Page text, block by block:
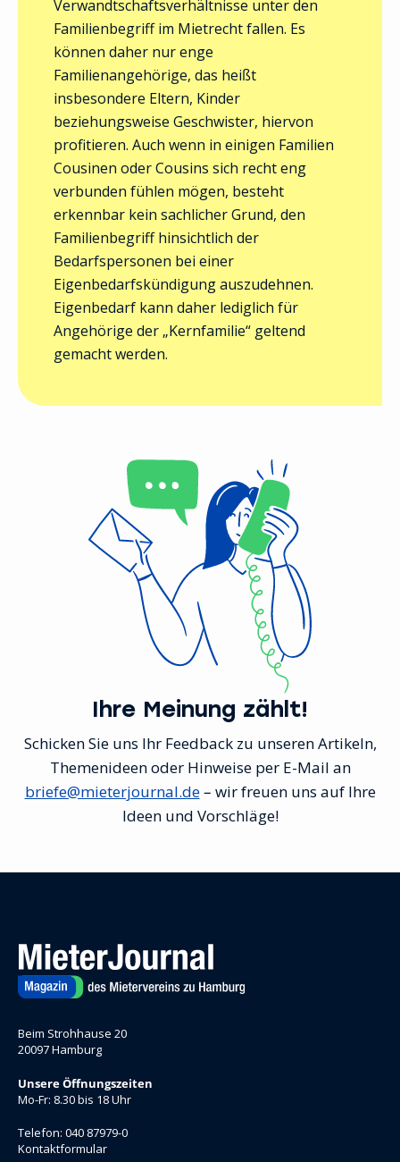
Verwandtschaftsverhältnisse unter den
Familienbegriff im Mietrecht fallen. Es
können daher nur enge
Familienangehörige, das heißt
insbesondere Eltern, Kinder
beziehungsweise Geschwister, hiervon
profitieren. Auch wenn in einigen Familien
Cousinen oder Cousins sich recht eng
verbunden fühlen mögen, besteht
erkennbar kein sachlicher Grund, den
Familienbegriff hinsichtlich der
Bedarfspersonen bei einer
Eigenbedarfskündigung auszudehnen.
Eigenbedarf kann daher lediglich für
Angehörige der „Kernfamilie“ geltend
gemacht werden.
Ihre Meinung zählt!
Schicken Sie uns Ihr Feedback zu unseren Artikeln,
Themenideen oder Hinweise per E-Mail an
briefe@mieterjournal.de– wir freuen uns auf Ihre
Ideen und Vorschläge!
Beim Strohhause 20
20097 Hamburg
Unsere Öffnungszeiten
Mo-Fr: 8.30 bis 18 Uhr
Telefon: 040 87979-0
Kontaktformular